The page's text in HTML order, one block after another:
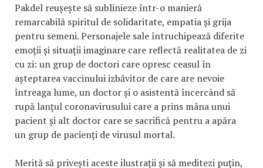
Pakdel reușește să sublinieze într-o manieră
remarcabilă spiritul de solidaritate, empatia și grija
pentru semeni. Personajele sale întruchipează diferite
emoții și situații imaginare care reflectă realitatea de zi
cu zi: un grup de doctori care opresc ceasul în
așteptarea vaccinului izbăvitor de care are nevoie
întreaga lume, un doctor și o asistentă încercând să
rupă lanțul coronavirusului care a prins mâna unui
pacient și alt doctor care se sacrifică pentru a apăra
un grup de pacienți de virusul mortal.
Merită să privești aceste ilustrații și să meditezi puțin,